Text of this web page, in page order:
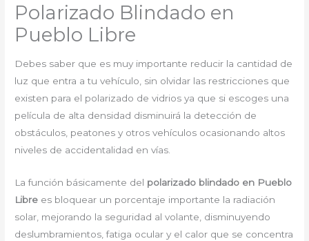
Polarizado Blindado en
Pueblo Libre
Debes saber que es muy importante reducir la cantidad de
luz que entra a tu vehículo, sin olvidar las restricciones que
existen para el polarizado de vidrios ya que si escoges una
película de alta densidad disminuirá la detección de
obstáculos, peatones y otros vehículos ocasionando altos
niveles de accidentalidad en vías.
La función básicamente del polarizado blindado en Pueblo
Libre es bloquear un porcentaje importante la radiación
solar, mejorando la seguridad al volante, disminuyendo
deslumbramientos, fatiga ocular y el calor que se concentra